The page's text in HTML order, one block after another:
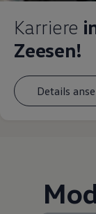
Karriere
Zeesen!
Details